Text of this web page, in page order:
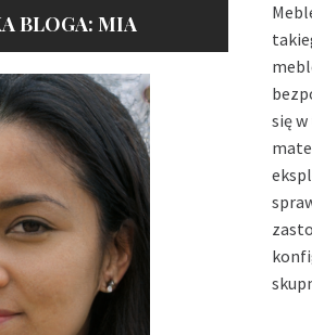
się
BLOGA: MIA